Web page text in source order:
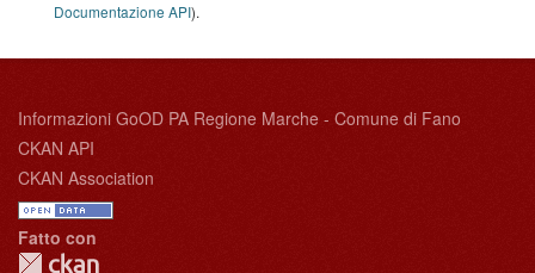
Documentazione API).
Informazioni GoOD PA Regione Marche - Comune di Fano
CKAN API
CKAN Association
Fatto con